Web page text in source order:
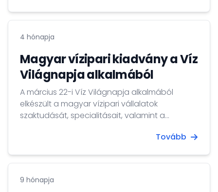
Minden május negyedik péntekére esik ez a
megnövekedő külföldre utazásokra tekintettel,
így hangsúlyosabbá téve a tájékozódás,
felkészülés fontosságát.
4 hónapja
Magyar vízipari kiadvány a Víz
Világnapja alkalmából
A március 22-i Víz Világnapja alkalmából
elkészült a magyar vízipari vállalatok
szaktudását, specialitásait, valamint a
Tovább
9 hónapja